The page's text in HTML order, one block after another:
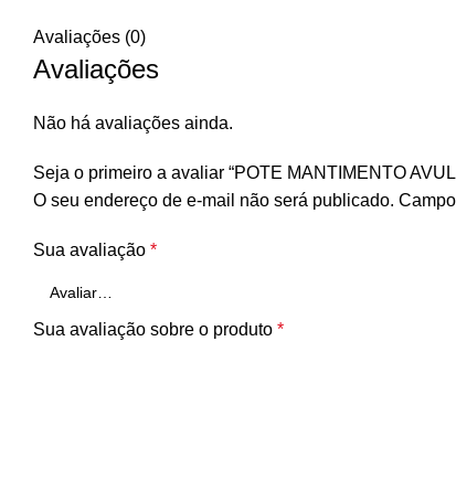
Avaliações (0)
Avaliações
Não há avaliações ainda.
Seja o primeiro a avaliar “POTE MANTIMENTO
O seu endereço de e-mail não será publicado.
Sua avaliação *
Sua avaliação sobre o produto *